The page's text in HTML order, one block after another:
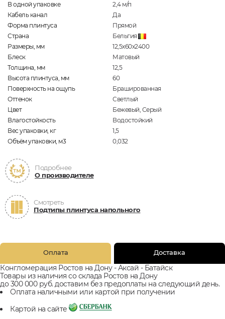
В одной упаковке
2,4 м/п
Кабель канал
Да
Форма плинтуса
Прямой
Страна
Бельгия
Размеры, мм
12,5х60х2400
Блеск
Матовый
Толщина, мм
12,5
Высота плинтуса, мм
60
Поверхность на ощупь
Брашированная
Оттенок
Светлый
Цвет
Бежевый, Серый
Влагостойкость
Водостойкий
Вес упаковки, кг
1,5
Объём упаковки, м3
0,032
Подробнее
О производителе
Смотреть
Подтипы плинтуса напольного
Оплата Доставка
Конгломерация Ростов на Дону - Аксай - Батайск
Товары из наличия со склада Ростов на Дону
до 300 000 руб. доставим без предоплаты на следующий день.
Оплата наличными или картой при получении
Картой на сайте